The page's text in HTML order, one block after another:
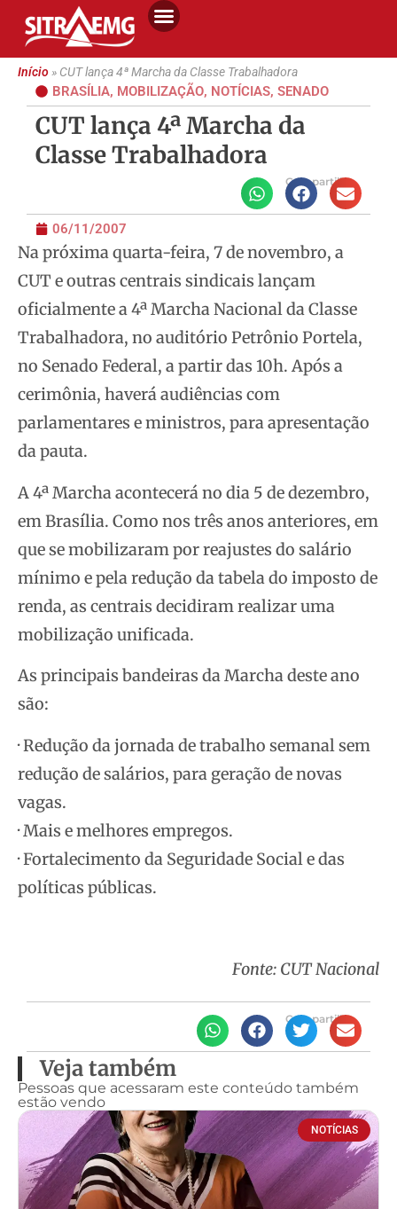
Início» CUT lança 4ª Marcha da Classe Trabalhadora
BRASÍLIA, MOBILIZAÇÃO, NOTÍCIAS, SENADO
CUT lança 4ª Marcha da
Classe Trabalhadora
Compartilhe
06/11/2007
Na próxima quarta-feira, 7 de novembro, a
CUT e outras centrais sindicais lançam
oficialmente a 4ª Marcha Nacional da Classe
Trabalhadora, no auditório Petrônio Portela,
no Senado Federal, a partir das 10h. Após a
cerimônia, haverá audiências com
parlamentares e ministros, para apresentação
da pauta.
A 4ª Marcha acontecerá no dia 5 de dezembro,
em Brasília. Como nos três anos anteriores, em
que se mobilizaram por reajustes do salário
mínimo e pela redução da tabela do imposto de
renda, as centrais decidiram realizar uma
mobilização unificada.
As principais bandeiras da Marcha deste ano
são:
· Redução da jornada de trabalho semanal sem
redução de salários, para geração de novas
vagas.
· Mais e melhores empregos.
· Fortalecimento da Seguridade Social e das
políticas públicas.
Fonte: CUT Nacional
Compartilhe
Veja também
Pessoas que acessaram este conteúdo também
estão vendo
NOTÍCIAS